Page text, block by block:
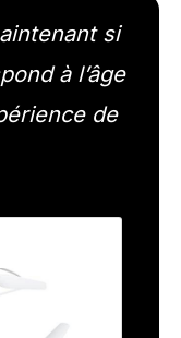
si
à l’âge
de